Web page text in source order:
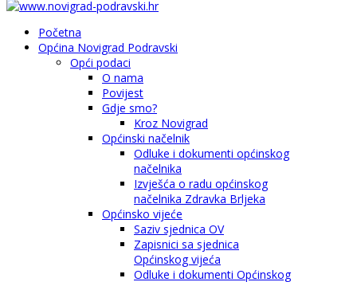
Početna
Općina Novigrad Podravski
Opći podaci
O nama
Povijest
Gdje smo?
Kroz Novigrad
Općinski načelnik
Odluke i dokumenti općinskog
načelnika
Izvješća o radu općinskog
načelnika Zdravka Brljeka
Općinsko vijeće
Saziv sjednica OV
Zapisnici sa sjednica
Općinskog vijeća
Odluke i dokumenti Općinskog